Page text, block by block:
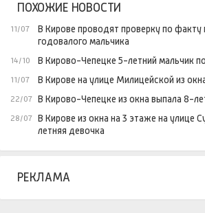
ПОХОЖИЕ НОВОСТИ
11/07
В Кирове проводят проверку по факту
годовалого мальчика
14/10 В Кирово-Чепецке 5-летний мальчик
11/07 В Кирове на улице Милицейской из
22/07 В Кирово-Чепецке из окна выпала 8-
28/07 В Кирове из окна на 3 этаже на улице
летняя девочка
РЕКЛАМА